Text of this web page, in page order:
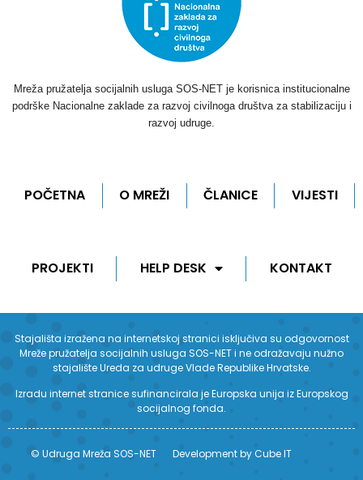
Mreža pružatelja socijalnih usluga SOS-NET je korisnica institucionalne
podrške Nacionalne zaklade za razvoj civilnoga društva za stabilizaciju i
razvoj udruge.
POČETNA O MREŽI ČLANICE VIJESTI
PROJEKTI HELP DESK KONTAKT
Stajališta izražena na internetskoj stranici isključiva su odgovornost
Mreže pružatelja socijalnih usluga SOS-NET i ne odražavaju nužno
stajalište Ureda za udruge Vlade Republike Hrvatske.
Izradu internet stranice sufinancirala je Europska unija iz Europskog
socijalnog fonda.
© Udruga Mreža SOS-NET Development by Cube IT